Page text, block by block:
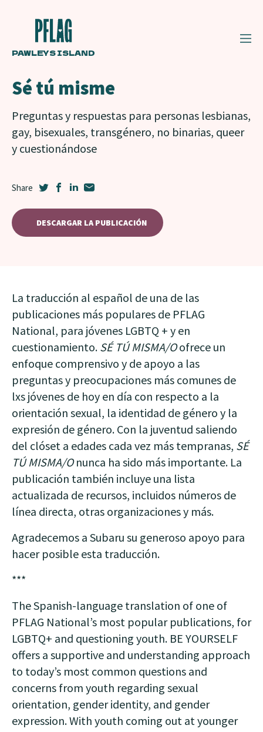
PAWLEYS ISLAND
Sé tú misme
Preguntas y respuestas para personas lesbianas,
gay, bisexuales, transgénero, no binarias, queer
y cuestionándose
DESCARGAR LA PUBLICACIÓN
La traducción al español de una de las
publicaciones más populares de PFLAG
National, para jóvenes LGBTQ + y en
cuestionamiento. SÉ TÚ MISMA/Oofrece un
enfoque comprensivo y de apoyo a las
preguntas y preocupaciones más comunes de
lxs jóvenes de hoy en día con respecto a la
orientación sexual, la identidad de género y la
expresión de género. Con la juventud saliendo
del clóset a edades cada vez más tempranas, SÉ
TÚ MISMA/Onunca ha sido más importante. La
publicación también incluye una lista
actualizada de recursos, incluidos números de
línea directa, otras organizaciones y más.
Agradecemos a Subaru su generoso apoyo para
hacer posible esta traducción.
***
The Spanish-language translation of one of
PFLAG National’s most popular publications, for
LGBTQ+ and questioning youth. BE YOURSELF
offers a supportive and understanding approach
to today’s most common questions and
concerns from youth regarding sexual
orientation, gender identity, and gender
expression. With youth coming out at younger